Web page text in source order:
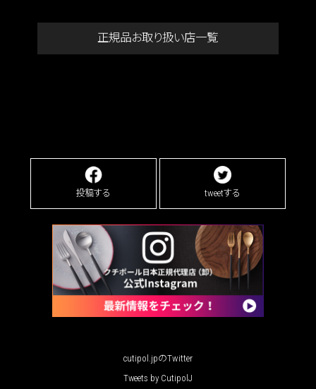
正規品お取り扱い店一覧
投稿する tweetする
cutipol.jpのTwitter
Tweets by CutipolJ